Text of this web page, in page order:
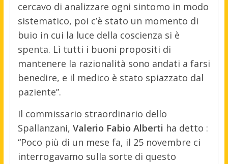
cercavo di analizzare ogni sintomo in modo
sistematico, poi c’è stato un momento di
buio in cui la luce della coscienza si è
spenta. Lì tutti i buoni propositi di
mantenere la razionalità sono andati a farsi
benedire, e il medico è stato spiazzato dal
paziente”.
Il commissario straordinario dello
Spallanzani, Valerio Fabio Alberti ha detto :
“Poco più di un mese fa, il 25 novembre ci
interrogavamo sulla sorte di questo